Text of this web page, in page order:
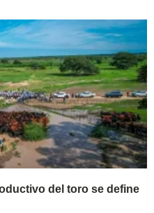
del toro se define